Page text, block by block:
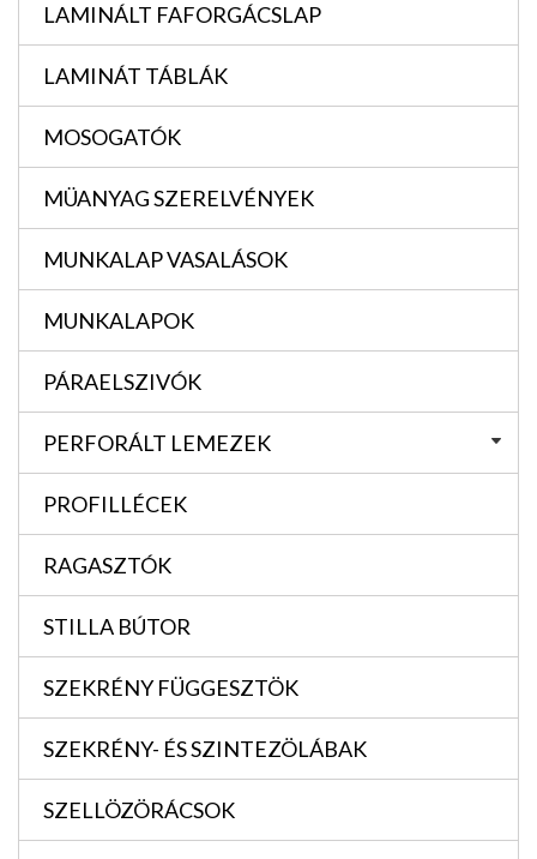
LAMINÁLT FAFORGÁCSLAP
LAMINÁT TÁBLÁK
MOSOGATÓK
MÜANYAG SZERELVÉNYEK
MUNKALAP VASALÁSOK
MUNKALAPOK
PÁRAELSZIVÓK
PERFORÁLT LEMEZEK
PROFILLÉCEK
RAGASZTÓK
STILLA BÚTOR
SZEKRÉNY FÜGGESZTÖK
SZEKRÉNY- ÉS SZINTEZÖLÁBAK
SZELLÖZÖRÁCSOK